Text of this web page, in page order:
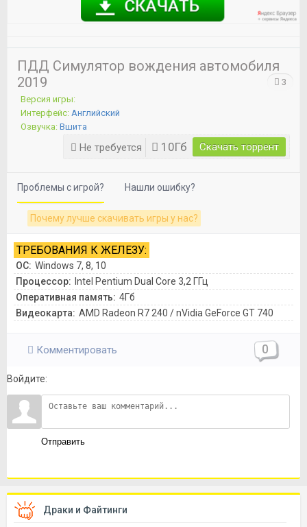
ПДД Симулятор вождения автомобиля
2019
Версия игры:
Интерфейс: Английский
Озвучка: Вшита
Не требуется 10Гб Скачать торрент
3
Проблемы с игрой? Нашли ошибку?
Почему лучше скачивать игры у нас?
ТРЕБОВАНИЯ К ЖЕЛЕЗУ:
ОС: Windows 7, 8, 10
Процессор: Intel Pentium Dual Core 3,2 ГГц
Оперативная память: 4Гб
Видеокарта: AMD Radeon R7 240 / nVidia GeForce GT 740
Комментировать 0
Войдите:
Отправить
Драки и Файтинги